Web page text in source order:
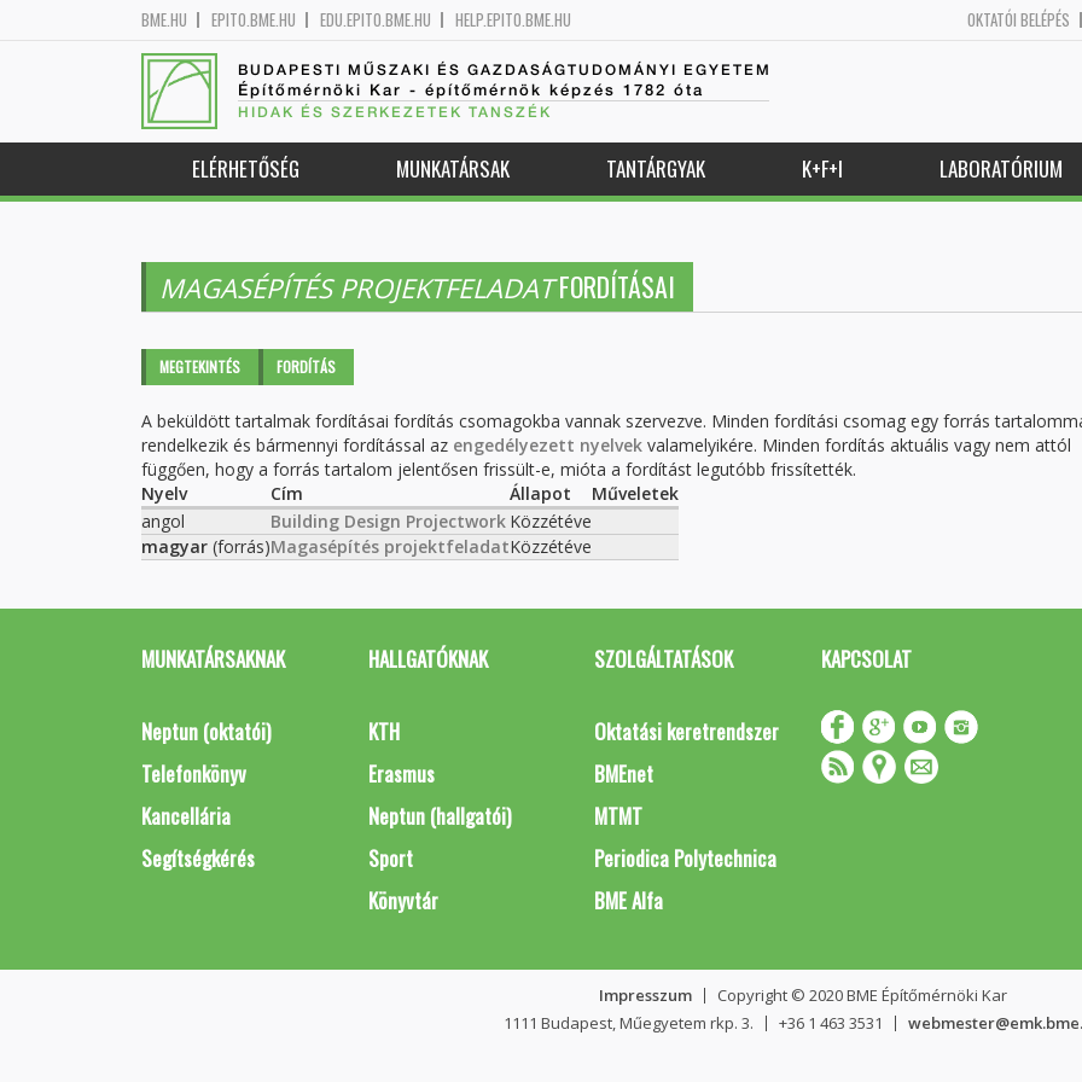
BME.HU EPITO.BME.HU EDU.EPITO.BME.HU HELP.EPITO.BME.HU OKTATÓI BELÉPÉS
BUDAPESTI MŰSZAKI ÉS GAZDASÁGTUDOMÁNYI EGYETEM
Építőmérnöki Kar - építőmérnök képzés 1782 óta
HIDAK ÉS SZERKEZETEK TANSZÉK
ELÉRHETŐSÉG MUNKATÁRSAK TANTÁRGYAK K+F+I LABORATÓRIUM
MAGASÉPÍTÉS PROJEKTFELADATFORDÍTÁSAI
Elsődleges fülek
MEGTEKINTÉS FORDÍTÁS
A beküldött tartalmak fordításai fordítás csomagokba vannak szervezve. Minden fordítási csomag egy forrás
rendelkezik és bármennyi fordítással az engedélyezett nyelvek valamelyikére. Minden fordítás aktuális vagy nem attól
függően, hogy a forrás tartalom jelentősen frissült-e, mióta a fordítást legutóbb frissítették.
Nyelv
Cím Állapot
Műveletek
angol
Building Design Projectwork Közzétéve
magyar (forrás)Magasépítés projektfeladatKözzétéve
MUNKATÁRSAKNAK
Neptun (oktatói)
Telefonkönyv
Kancellária
Segítségkérés
HALLGATÓKNAK
KTH
Erasmus
Neptun (hallgatói)
Sport
Könyvtár
SZOLGÁLTATÁSOK
Oktatási keretrendszer
BMEnet
MTMT
Periodica Polytechnica
BME Alfa
KAPCSOLAT
Impresszum
Copyright © 2020 BME Építőmérnöki Kar
1111 Budapest, Műegyetem rkp. 3.
+36 1 463 3531